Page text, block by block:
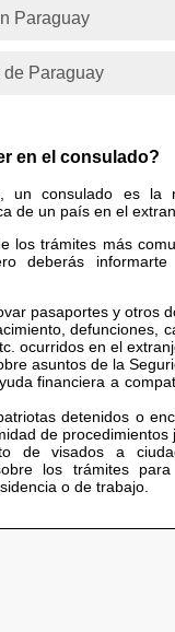
Paraguay
de Paraguay
en el consulado?
un consulado es la
de un país en el
los trámites más
deberás
pasaportes y otros
defunciones,
ocurridos en el
asuntos de la
financiera a
detenidos o
de procedimientos
de visados a
los trámites
o de trabajo.